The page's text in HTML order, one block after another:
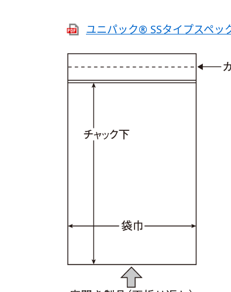
ユニパック® SSタイプスペッ